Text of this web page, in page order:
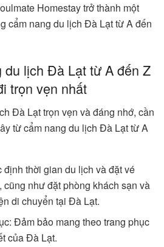
Homestay trở thành một
cẩm nang du lịch Đà Lạt từ A đến
du lịch Đà Lạt từ A đến Z
trọn vẹn nhất
Đà Lạt trọn vẹn và đáng nhớ, cần
từ cẩm nang du lịch Đà Lạt từ A
định thời gian du lịch và đặt vé
cũng như đặt phòng khách sạn và
di chuyển tại Đà Lạt.
Đảm bảo mang theo trang phục
của Đà Lạt.